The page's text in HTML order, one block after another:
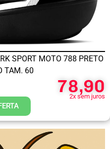
SPORT MOTO 788 PRETO
TAM. 60
78,90
2x sem juros